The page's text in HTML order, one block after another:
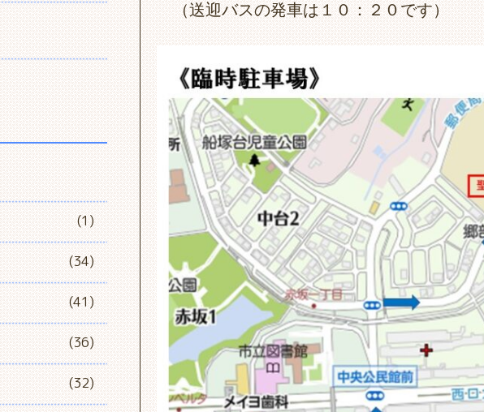
(1)
(34)
(41)
(36)
(32)
（送迎バスの発車は１０：２０です）